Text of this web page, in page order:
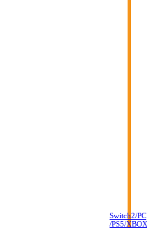
Switch2/PC
/PS5/XBOX